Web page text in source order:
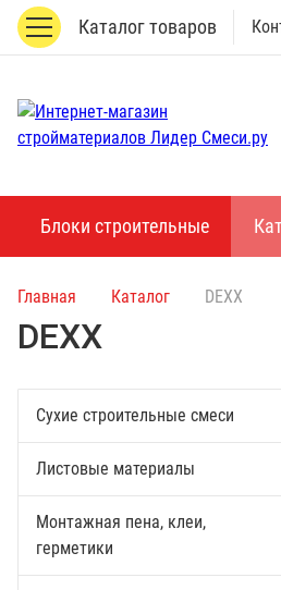
Каталог товаров
Блоки строительные
Главная Каталог DEXX
DEXX
Сухие строительные смеси
Листовые материалы
Монтажная пена, клеи,
герметики